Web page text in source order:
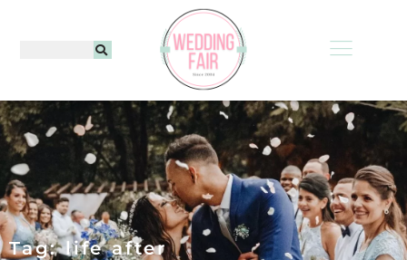
Tag: life after